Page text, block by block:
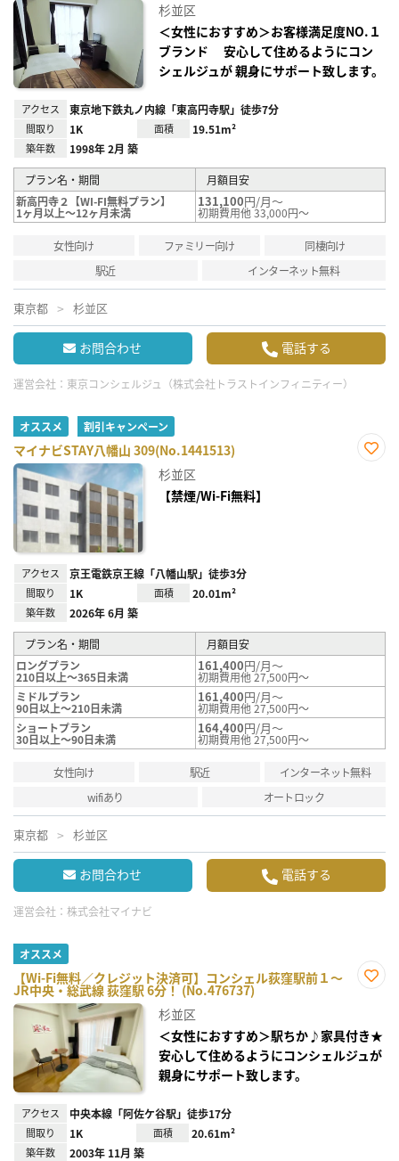
録
杉並区
＜女性におすすめ＞お客様満足度NO.１
ブランド 安心して住めるようにコン
シェルジュが 親身にサポート致します。
アクセス 東京地下鉄丸ノ内線「東高円寺駅」徒歩7分
間取り 1K 面積 19.51m²
築年数 1998年 2月 築
プラン名・期間
月額目安
新高円寺２【WI-FI無料プラン】
1ヶ月以上～12ヶ月未満
131,100円/月～
初期費用他 33,000円～
女性向け ファミリー向け
同棲向け
駅近
インターネット無料
東京都 杉並区
お問合わせ 電話する
運営会社： 東京コンシェルジュ（株式会社トラストインフィニティー）
オススメ 割引キャンペーン
マイナビSTAY八幡山 309(No.1441513)
杉並区
【禁煙/Wi-Fi無料】
アクセス 京王電鉄京王線「八幡山駅」徒歩3分
間取り 1K 面積 20.01m²
築年数 2026年 6月 築
プラン名・期間
月額目安
ロングプラン
210日以上～365日未満
161,400円/月～
初期費用他 27,500円～
ミドルプラン
90日以上～210日未満
161,400円/月～
初期費用他 27,500円～
ショートプラン
30日以上～90日未満
164,400円/月～
初期費用他 27,500円～
女性向け 駅近
インターネット無料
wifiあり
オートロック
東京都 杉並区
お問合わせ 電話する
運営会社： 株式会社マイナビ
オススメ
【Wi-Fi無料／クレジット決済可】コンシェル荻窪駅前１～
JR中央・総武線 荻窪駅 6分！ (No.476737)
録
杉並区
＜女性におすすめ＞駅ちか♪家具付き★
安心して住めるようにコンシェルジュが
親身にサポート致します。
アクセス 中央本線「阿佐ケ谷駅」徒歩17分
間取り 1K 面積 20.61m²
築年数 2003年 11月 築